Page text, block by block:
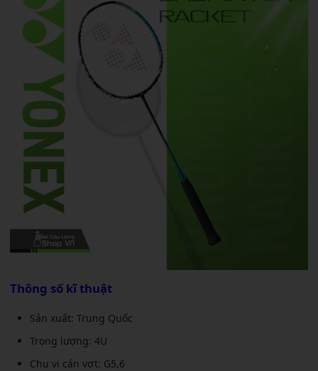
Thông số kĩ thuật
Sản xuất: Trung Quốc
Trọng lượng: 4U
Chu vi cán vợt: G5,6